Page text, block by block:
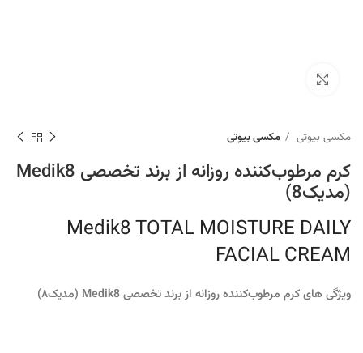
مکسی بیوتی مکسی بیوتی
کرم مرطوب‌کننده روزانه از برند تخصصی Medik8
(مدیک8)
Medik8 TOTAL MOISTURE DAILY
FACIAL CREAM
ویژگی های کرم مرطوب‌کننده روزانه از برند تخصصی Medik8 (مدیک۸)